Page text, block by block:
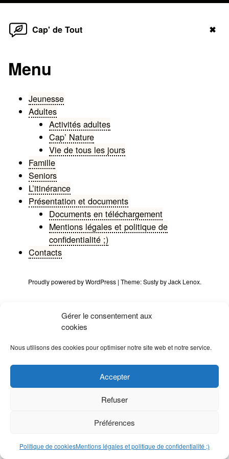
Gérer le consentement aux
cookies
Nous utilisons des cookies pour optimiser notre site web et notre service.
Accepter
Refuser
Préférences
Politique de cookiesMentions légales et politique de confidentialité ;)
Skip
Cap' de Tout ✖
Menu
Jeunesse
Adultes
Activités adultes
Cap’ Nature
Vie de tous les jours
Famille
Seniors
L’itinérance
Présentation et documents
Documents en téléchargement
Mentions légales et politique de
confidentialité ;)
Contacts
Proudly powered by WordPress | Theme:SustybyJack Lenox.